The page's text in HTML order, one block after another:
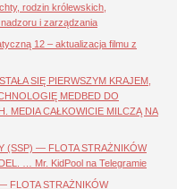
rodzin królewskich,
i zarządzania
12 – aktualizacja filmu z
SIĘ PIERWSZYM KRAJEM,
MEDBED DO
MEDIA CAŁKOWICIE MILCZĄ NA
(SSP) — FLOTA STRAŻNIKÓW
… Mr. KidPool na Telegramie
FLOTA STRAŻNIKÓW